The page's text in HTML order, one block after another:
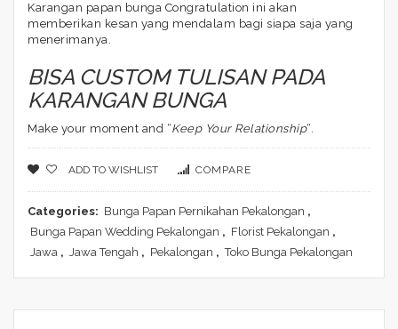
Karangan papan bunga Congratulation ini akan
memberikan kesan yang mendalam bagi siapa saja yang
menerimanya.
BISA CUSTOM TULISAN PADA
KARANGAN BUNGA
Make your moment and “Keep Your Relationship“.
ADD TO WISHLIST COMPARE
Categories: Bunga Papan Pernikahan Pekalongan ,
Bunga Papan Wedding Pekalongan , Florist Pekalongan ,
Jawa , Jawa Tengah , Pekalongan , Toko Bunga Pekalongan